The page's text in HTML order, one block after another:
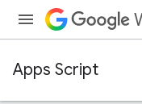
Apps Script